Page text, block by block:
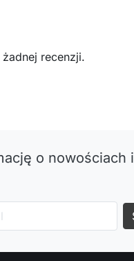
recenzji.
o nowościach i